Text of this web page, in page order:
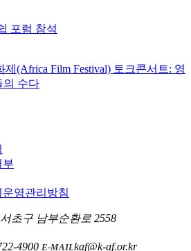
포럼 참석
제(Africa Film Festival) 토크콘서트: 영
의 수다
부
영관리방침
초구 남부순환로 2558
4900 E-MAILkaf@k-af.or.kr